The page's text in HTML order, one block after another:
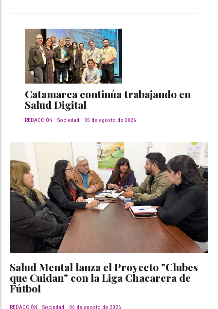
Catamarca continúa trabajando en
Salud Digital
REDACCIÓN Sociedad 05 de agosto de 2026
Salud Mental lanza el Proyecto "Clubes
que Cuidan" con la Liga Chacarera de
Fútbol
REDACCIÓN Sociedad 06 de agosto de 2026